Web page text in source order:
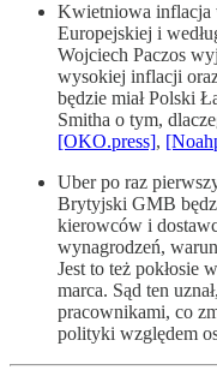
Kwietniowa inflacja
Europejskiej i
Wojciech Paczos
wysokiej inflacji
będzie miał Polski
Smitha o tym,
[OKO.press],
Uber po raz
Brytyjski GMB
kierowców i
wynagrodzeń,
Jest to też pokłosie
marca. Sąd ten
pracownikami, co
polityki względem